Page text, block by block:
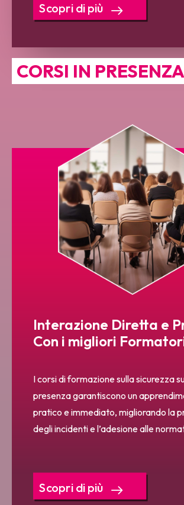
Scopri di più
CORSI IN PRESENZA
Interazione Diretta e
Con i migliori
I corsi di formazione sulla sicurezza
presenza garantiscono un
pratico e immediato, migliorando la
degli incidenti e l’adesione alle
Scopri di più